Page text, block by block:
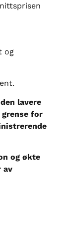
og
lavere
for
og økte
av